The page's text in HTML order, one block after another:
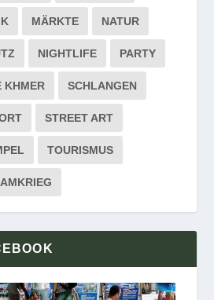
MÄRKTE NATUR
NIGHTLIFE PARTY
KHMER SCHLANGEN
STREET ART
TOURISMUS